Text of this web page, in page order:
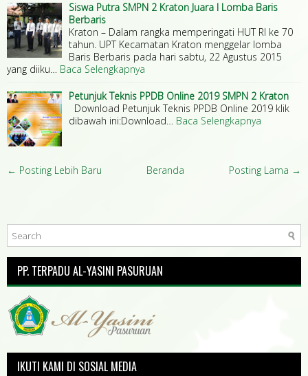
Siswa Putra SMPN 2 Kraton Juara I Lomba Baris
Berbaris
Kraton – Dalam rangka memperingati HUT RI ke 70
tahun. UPT Kecamatan Kraton menggelar lomba
Baris Berbaris pada hari sabtu, 22 Agustus 2015
yang diiku… Baca Selengkapnya
Petunjuk Teknis PPDB Online 2019 SMPN 2 Kraton
Download Petunjuk Teknis PPDB Online 2019 klik
dibawah ini:Download… Baca Selengkapnya
← Posting Lebih Baru Posting Lama →
Beranda
PP. TERPADU AL-YASINI PASURUAN
IKUTI KAMI DI SOSIAL MEDIA